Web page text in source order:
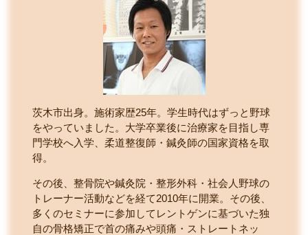
茨木市出身。施術家歴25年。学生時代はずっと野球
をやっていました。大学卒業後に治療家を目指し専
門学校へ入学、柔道整復師・鍼灸師の国家資格を取
得。
その後、整骨院や鍼灸院・整形外科・社会人野球の
トレーナー活動などを経て2010年に開業。その後、
多くのセミナーに参加してレントゲンに基づいた独
自の骨格矯正で首の痛みや頭痛・ストレートネッ